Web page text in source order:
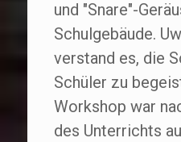
und "Snare"-
Schulgebäude.
verstand es, die
Schüler zu
Workshop war
des Unterrichts